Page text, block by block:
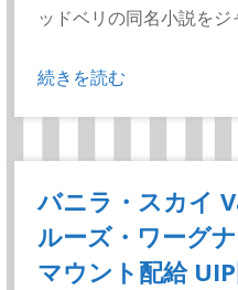
ッドベリの同名小説をジ
続きを読む
バニラ・スカイ
ルーズ・ワーグ
マウント配給